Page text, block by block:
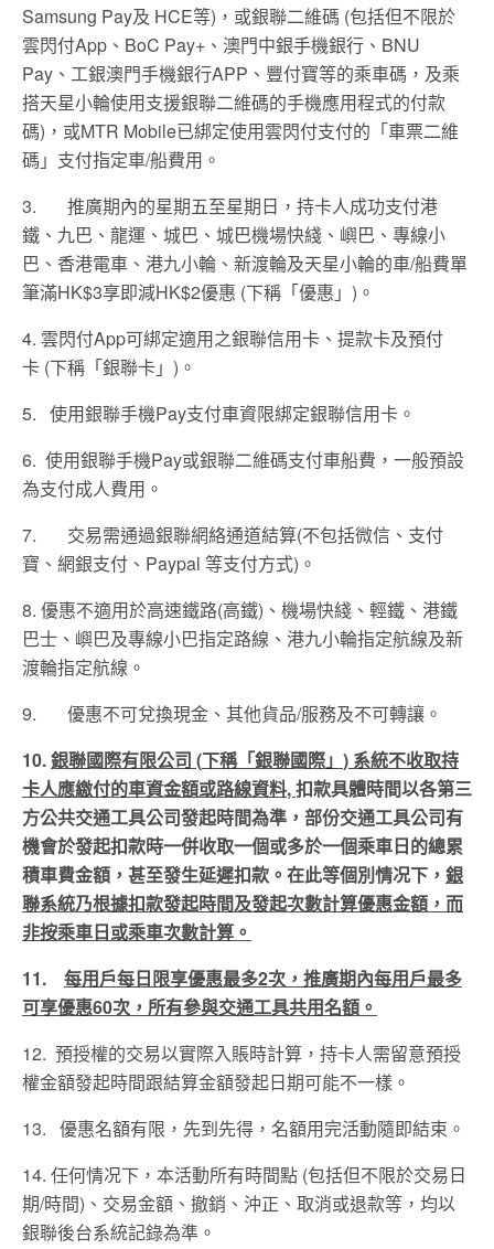
Samsung Pay及 HCE等) ，或銀聯二維碼 (包括但不限於
雲閃付App 、 BoC Pay+ 、澳門中銀手機銀行、 BNU
Pay 、工銀澳門手機銀行APP 、豐付寶等的乘車碼 ，及乘
搭天星小輪使用支援銀聯二維碼的手機應用程式的付款
碼) ，或MTR Mobile已綁定使用雲閃付支付的「車票二維
碼」 支付指定車/船費用。
3. 推廣期內的星期五至星期日，持卡人成功支付港
鐵、九巴、龍運、城巴、城巴機場快綫、嶼巴、專線小
巴、香港電車、港九小輪、新渡輪及天星小輪的車/船費單
筆滿HK$3享即減HK$2優惠 (下稱「優惠」)。
4. 雲閃付App可綁定適用之銀聯信用卡、提款卡及預付
卡 (下稱「銀聯卡」 ) 。
5. 使用銀聯手機Pay支付車資限綁定銀聯信用卡。
6. 使用銀聯手機Pay或銀聯二維碼支付車船費，一般預設
為支付成人費用。
7. 交易需通過銀聯網絡通道結算(不包括微信、支付
寶、網銀支付、Paypal 等支付方式)。
8. 優惠不適用於高速鐵路(高鐵) 、機場快綫、輕鐵、港鐵
巴士、嶼巴及專線小巴指定路線、港九小輪指定航線及新
渡輪指定航線。
9. 優惠不可兌換現金、其他貨品/服務及不可轉讓。
10.銀聯國際有限公司 (下稱「銀聯國際」 ) 系統不收取持
卡人應繳付的車資金額或路線資料,扣款具體時間以各第三
方公共交通工具公司發起時間為準 ， 部份交通工具公司有
機會於發起扣款時一併收取一個或多於一個乘車日的總累
積車費金額，甚至發生延遲扣款。在此等個別情况下， 銀
聯系統乃根據扣款發起時間及發起次數計算優惠金額，而
非按乘車日或乘車次數計算。
11.
每用戶每日限享優惠最多2次，推廣期內每用戶最多
可享優惠60次，所有參與交通工具共用名額。
12. 預授權的交易以實際入賬時計算，持卡人需留意預授
權金額發起時間跟結算金額發起日期可能不一樣。
13. 優惠名額有限，先到先得，名額用完活動隨即結束。
14. 任何情况下， 本活動所有時間點 (包括但不限於交易日
期/時間) 、交易金額、 撤銷、沖正、取消或退款等 ，均以
銀聯後台系統記錄為準。